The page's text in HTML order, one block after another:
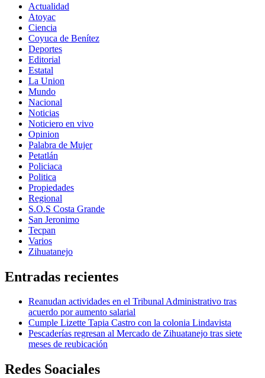
Actualidad
Atoyac
Ciencia
Coyuca de Benítez
Deportes
Editorial
Estatal
La Union
Mundo
Nacional
Noticias
Noticiero en vivo
Opinion
Palabra de Mujer
Petatlán
Policiaca
Politica
Propiedades
Regional
S.O.S Costa Grande
San Jeronimo
Tecpan
Varios
Zihuatanejo
Entradas recientes
Reanudan actividades en el Tribunal Administrativo tras
acuerdo por aumento salarial
Cumple Lizette Tapia Castro con la colonia Lindavista
Pescaderías regresan al Mercado de Zihuatanejo tras siete
meses de reubicación
Redes Soaciales